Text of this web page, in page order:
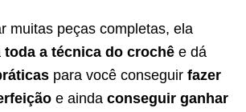
muitas peças completas, ela
toda a técnica do crochê e dá
para você conseguir fazer
e ainda conseguir ganhar